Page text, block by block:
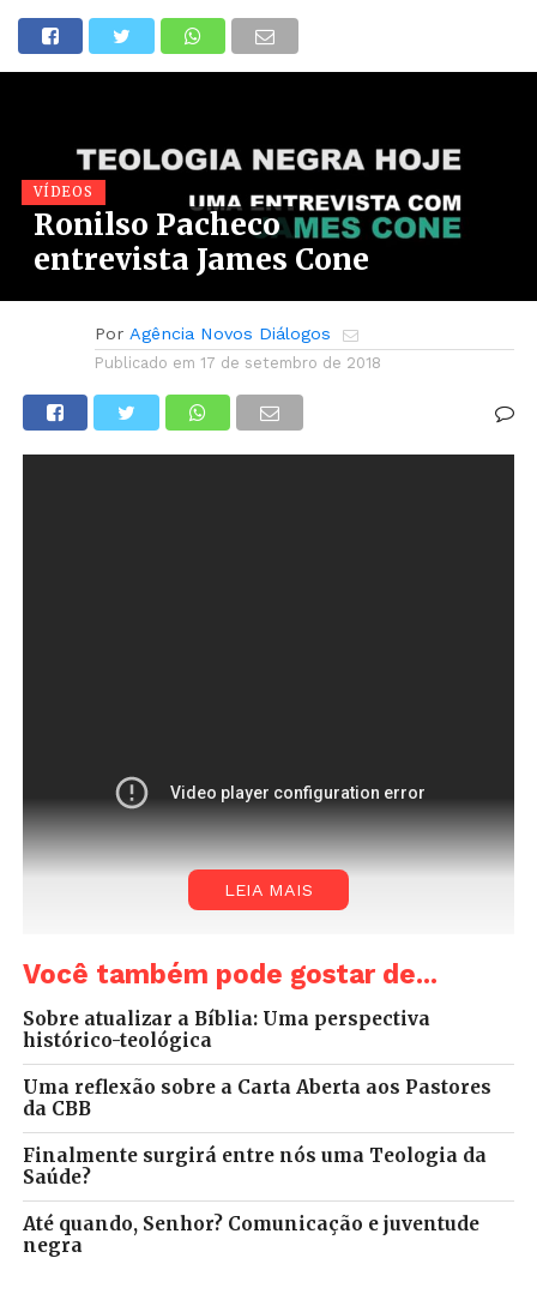
VÍDEOS
Ronilso Pacheco
entrevista James Cone
Por Agência Novos Diálogos
Publicado em 17 de setembro de 2018
Entrevista com James H. Cone, ex-professor no
Union Theological Seminary, em Nova Iorque. Em
abril de 2017 Ronilso Pacheco teve a oportunidade
LEIA MAIS
Você também pode gostar de...
Sobre atualizar a Bíblia: Uma perspectiva
histórico-teológica
Uma reflexão sobre a Carta Aberta aos Pastores
da CBB
Finalmente surgirá entre nós uma Teologia da
Saúde?
Até quando, Senhor? Comunicação e juventude
negra